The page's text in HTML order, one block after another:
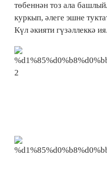
төбеннән тоз ала
куркып, әлеге эшне
Күл әкияти гүзәллеккә ия.